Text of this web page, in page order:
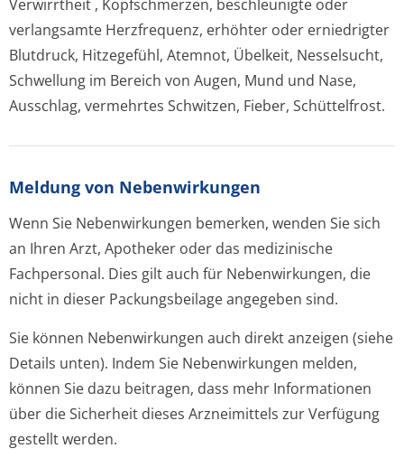
Verwirrtheit , Kopfschmerzen, beschleunigte oder
verlangsamte Herzfrequenz, erhöhter oder erniedrigter
Blutdruck, Hitzegefühl, Atemnot, Übelkeit, Nesselsucht,
Schwellung im Bereich von Augen, Mund und Nase,
Ausschlag, vermehrtes Schwitzen, Fieber, Schüttelfrost.
Meldung von Nebenwirkungen
Wenn Sie Nebenwirkungen bemerken, wenden Sie sich
an Ihren Arzt, Apotheker oder das medizinische
Fachpersonal. Dies gilt auch für Nebenwirkungen, die
nicht in dieser Packungsbeilage angegeben sind.
Sie können Nebenwirkungen auch direkt anzeigen (siehe
Details unten). Indem Sie Nebenwirkungen melden,
können Sie dazu beitragen, dass mehr Informationen
über die Sicherheit dieses Arzneimittels zur Verfügung
gestellt werden.